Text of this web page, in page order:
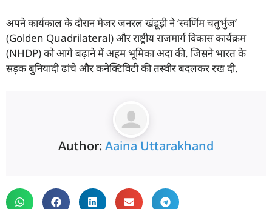
अपने कार्यकाल के दौरान मेजर जनरल खंडूड़ी ने ‘स्वर्णिम चतुर्भुज’
(Golden Quadrilateral) और राष्ट्रीय राजमार्ग विकास कार्यक्रम
(NHDP) को आगे बढ़ाने में अहम भूमिका अदा की. जिसने भारत के
सड़क बुनियादी ढांचे और कनेक्टिविटी की तस्वीर बदलकर रख दी.
Author: Aaina Uttarakhand